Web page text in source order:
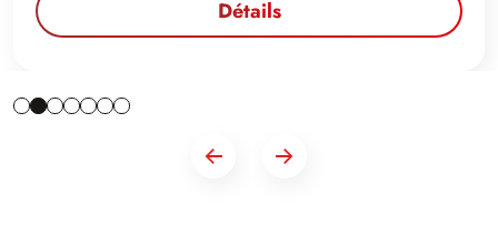
Détails